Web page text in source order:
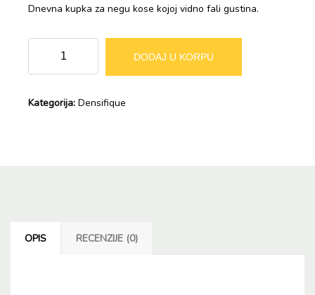
Dnevna kupka za negu kose kojoj vidno fali gustina.
za
količina
DODAJ U KORPU
Kategorija: Densifique
OPIS RECENZIJE (0)